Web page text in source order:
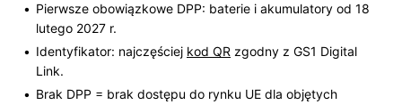
Pierwsze obowiązkowe DPP: baterie i akumulatory od 18
lutego 2027 r.
Identyfikator: najczęściej kod QR zgodny z GS1 Digital
Link.
Brak DPP = brak dostępu do rynku UE dla objętych